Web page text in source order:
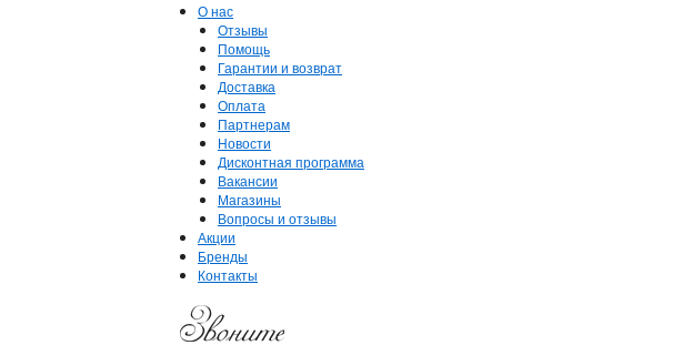
О нас
Отзывы
Помощь
Гарантии и возврат
Доставка
Оплата
Партнерам
Новости
Дисконтная программа
Вакансии
Магазины
Вопросы и отзывы
Акции
Бренды
Контакты